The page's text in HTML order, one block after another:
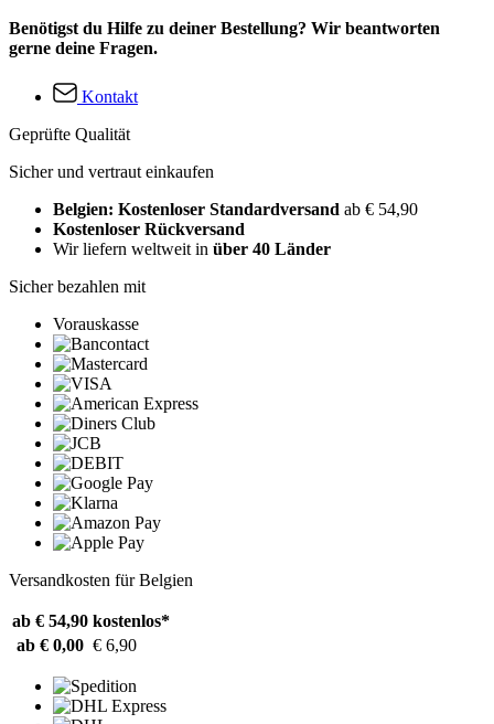
Benötigst du Hilfe zu deiner Bestellung? Wir beantworten
gerne deine Fragen.
Kontakt
Geprüfte Qualität
Sicher und vertraut einkaufen
Belgien: Kostenloser Standardversand ab € 54,90
Kostenloser Rückversand
Wir liefern weltweit in über 40 Länder
Sicher bezahlen mit
Vorauskasse
Versandkosten für Belgien
ab € 54,90 kostenlos*
ab € 0,00 € 6,90